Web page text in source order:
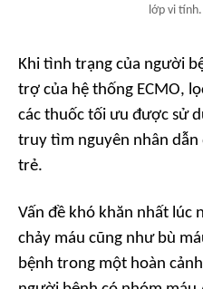
lớp vi tính.
Khi tình trạng của người
trợ của hệ thống ECMO,
các thuốc tối ưu được sử
truy tìm nguyên nhân
trẻ.
Vấn đề khó khăn nhất lúc
chảy máu cũng như bù
bệnh trong một hoàn